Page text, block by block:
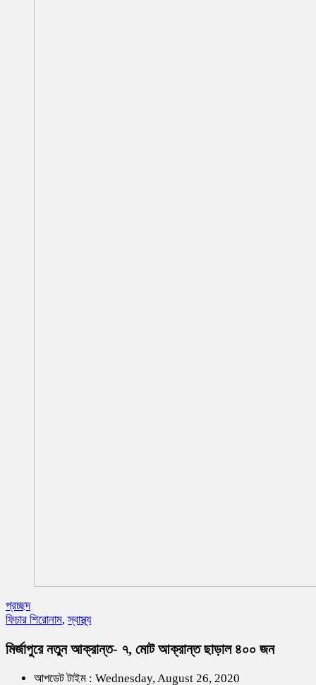
প্রচ্ছদ
ফিচার শিরোনাম,স্বাস্থ্য
মির্জাপুরে নতুন আক্রান্ত- ৭, মোট আক্রান্ত ছাড়াল ৪০০ জন
আপডেট টাইম : Wednesday, August 26, 2020